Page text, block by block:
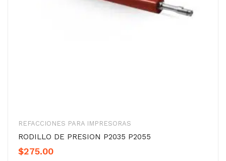
REFACCIONES PARA IMPRESORAS
RODILLO DE PRESION P2035 P2055
$275.00